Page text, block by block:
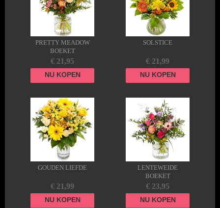
PRETTY MEADOW
BOEKET
€ 21,95
NU KOPEN
SOLSTICE
€ 21,99
NU KOPEN
GOUDEN LIEFDE
€ 21,99
NU KOPEN
LENTEWEIDE
BOEKET
€ 23,95
NU KOPEN